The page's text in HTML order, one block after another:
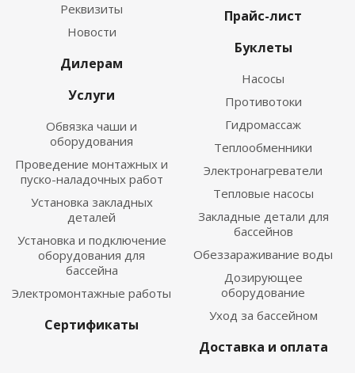
Реквизиты
Новости
Дилерам
Услуги
Обвязка чаши и
оборудования
Проведение монтажных и
пуско-наладочных работ
Установка закладных
деталей
Установка и подключение
оборудования для
бассейна
Электромонтажные работы
Сертификаты
Прайс-лист
Буклеты
Насосы
Противотоки
Гидромассаж
Теплообменники
Электронагреватели
Тепловые насосы
Закладные детали для
бассейнов
Обеззараживание воды
Дозирующее
оборудование
Уход за бассейном
Доставка и оплата